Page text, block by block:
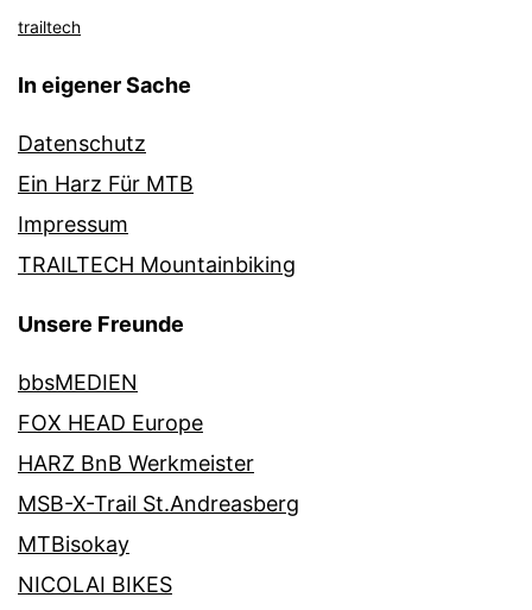
trailtech
In eigener Sache
Datenschutz
Ein Harz Für MTB
Impressum
TRAILTECH Mountainbiking
Unsere Freunde
bbsMEDIEN
FOX HEAD Europe
HARZ BnB Werkmeister
MSB-X-Trail St.Andreasberg
MTBisokay
NICOLAI BIKES